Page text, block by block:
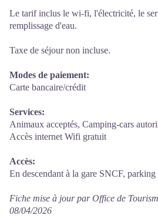
Le tarif inclus le wi-fi, l'électricité, le
remplissage d'eau.
Taxe de séjour non incluse.
Modes de paiement:
Carte bancaire/crédit
Services:
Animaux acceptés, Camping-cars
Accès internet Wifi gratuit
Accès:
En descendant à la gare SNCF, parking
Fiche mise à jour par Office de
08/04/2026